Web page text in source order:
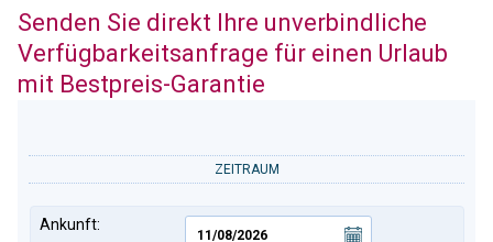
Senden Sie direkt Ihre unverbindliche
Verfügbarkeitsanfrage für einen Urlaub
mit Bestpreis-Garantie
ZEITRAUM
Ankunft: